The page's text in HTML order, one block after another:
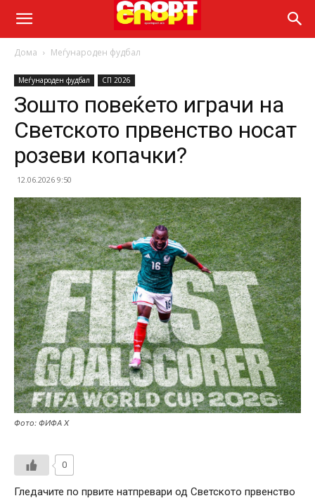
Дома Меѓународен фудбал
Меѓународен фудбал СП 2026
Зошто повеќето играчи на
Светското првенство носат
розеви копачки?
12.06.2026 9:50
Фото: ФИФА Х
0
Гледачите по првите натпревари од Светското првенство